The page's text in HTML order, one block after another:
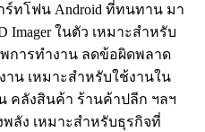
ทโฟน Android ที่ทนทาน มา
Imager ในตัว เหมาะสำหรับ
การทำงาน ลดข้อผิดพลาด
าน เหมาะสำหรับใช้งานใน
คลังสินค้า ร้านค้าปลีก ฯลฯ
พลัง เหมาะสำหรับธุรกิจที่